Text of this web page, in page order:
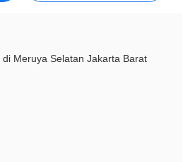
Meruya Selatan Jakarta Barat